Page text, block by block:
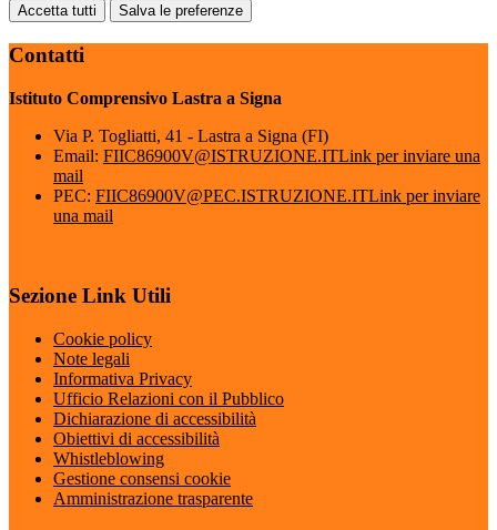
Accetta tutti Salva le preferenze
Contatti
Istituto Comprensivo Lastra a Signa
Via P. Togliatti, 41 - Lastra a Signa (FI)
Email: FIIC86900V@ISTRUZIONE.ITLink per inviare una
mail
PEC: FIIC86900V@PEC.ISTRUZIONE.ITLink per inviare
una mail
Sezione Link Utili
Cookie policy
Note legali
Informativa Privacy
Ufficio Relazioni con il Pubblico
Dichiarazione di accessibilità
Obiettivi di accessibilità
Whistleblowing
Gestione consensi cookie
Amministrazione trasparente